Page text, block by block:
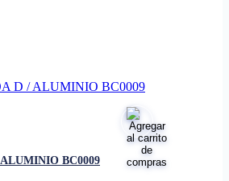
BC0009